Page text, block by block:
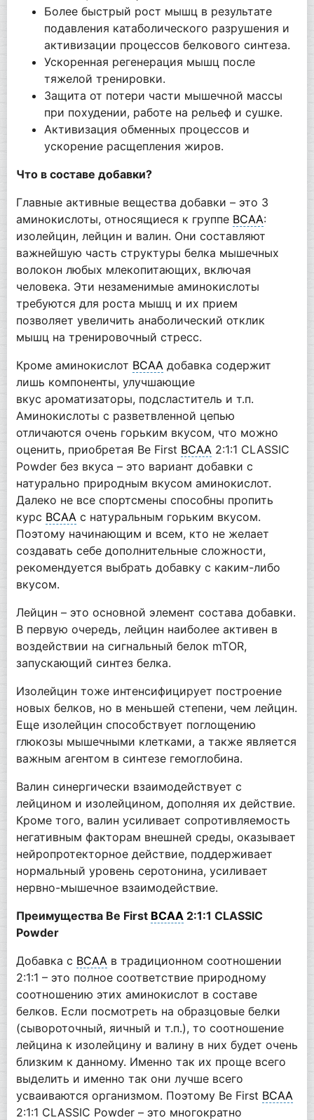
Более быстрый рост мышц в результате
подавления катаболического разрушения и
активизации процессов белкового синтеза.
Ускоренная регенерация мышц после
тяжелой тренировки.
Защита от потери части мышечной массы
при похудении, работе на рельеф и сушке.
Активизация обменных процессов и
ускорение расщепления жиров.
Что в составе добавки?
Главные активные вещества добавки – это 3
аминокислоты, относящиеся к группе BCAA:
изолейцин, лейцин и валин. Они составляют
важнейшую часть структуры белка мышечных
волокон любых млекопитающих, включая
человека. Эти незаменимые аминокислоты
требуются для роста мышц и их прием
позволяет увеличить анаболический отклик
мышц на тренировочный стресс.
Кроме аминокислот BCAA добавка содержит
лишь компоненты, улучшающие
вкус ароматизаторы, подсластитель и т.п.
Аминокислоты с разветвленной цепью
отличаются очень горьким вкусом, что можно
оценить, приобретая Be First BCAA 2:1:1 CLASSIC
Powder без вкуса – это вариант добавки с
натурально природным вкусом аминокислот.
Далеко не все спортсмены способны пропить
курс BCAA с натуральным горьким вкусом.
Поэтому начинающим и всем, кто не желает
создавать себе дополнительные сложности,
рекомендуется выбрать добавку с каким-либо
вкусом.
Лейцин – это основной элемент состава добавки.
В первую очередь, лейцин наиболее активен в
воздействии на сигнальный белок mTOR,
запускающий синтез белка.
Изолейцин тоже интенсифицирует построение
новых белков, но в меньшей степени, чем лейцин.
Еще изолейцин способствует поглощению
глюкозы мышечными клетками, а также является
важным агентом в синтезе гемоглобина.
Валин синергически взаимодействует с
лейцином и изолейцином, дополняя их действие.
Кроме того, валин усиливает сопротивляемость
негативным факторам внешней среды, оказывает
нейропротекторное действие, поддерживает
нормальный уровень серотонина, усиливает
нервно-мышечное взаимодействие.
Преимущества Be First BCAA 2:1:1 CLASSIC
Powder
Добавка с BCAA в традиционном соотношении
2:1:1 – это полное соответствие природному
соотношению этих аминокислот в составе
белков. Если посмотреть на образцовые белки
(сывороточный, яичный и т.п.), то соотношение
лейцина к изолейцину и валину в них будет очень
близким к данному. Именно так их проще всего
выделить и именно так они лучше всего
усваиваются организмом. Поэтому Be First BCAA
2:1:1 CLASSIC Powder – это многократно